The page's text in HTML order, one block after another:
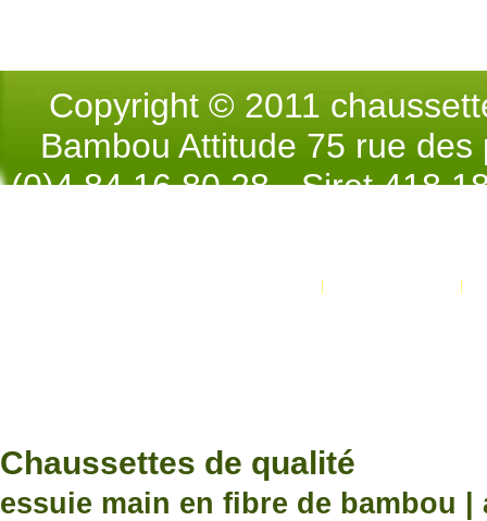
Copyright © 2011
Bambou Attitude 75 rue
(0)4.84.16.80.28 - Siret 418
Chaussettes de qualité
essuie main en fibre de bambou